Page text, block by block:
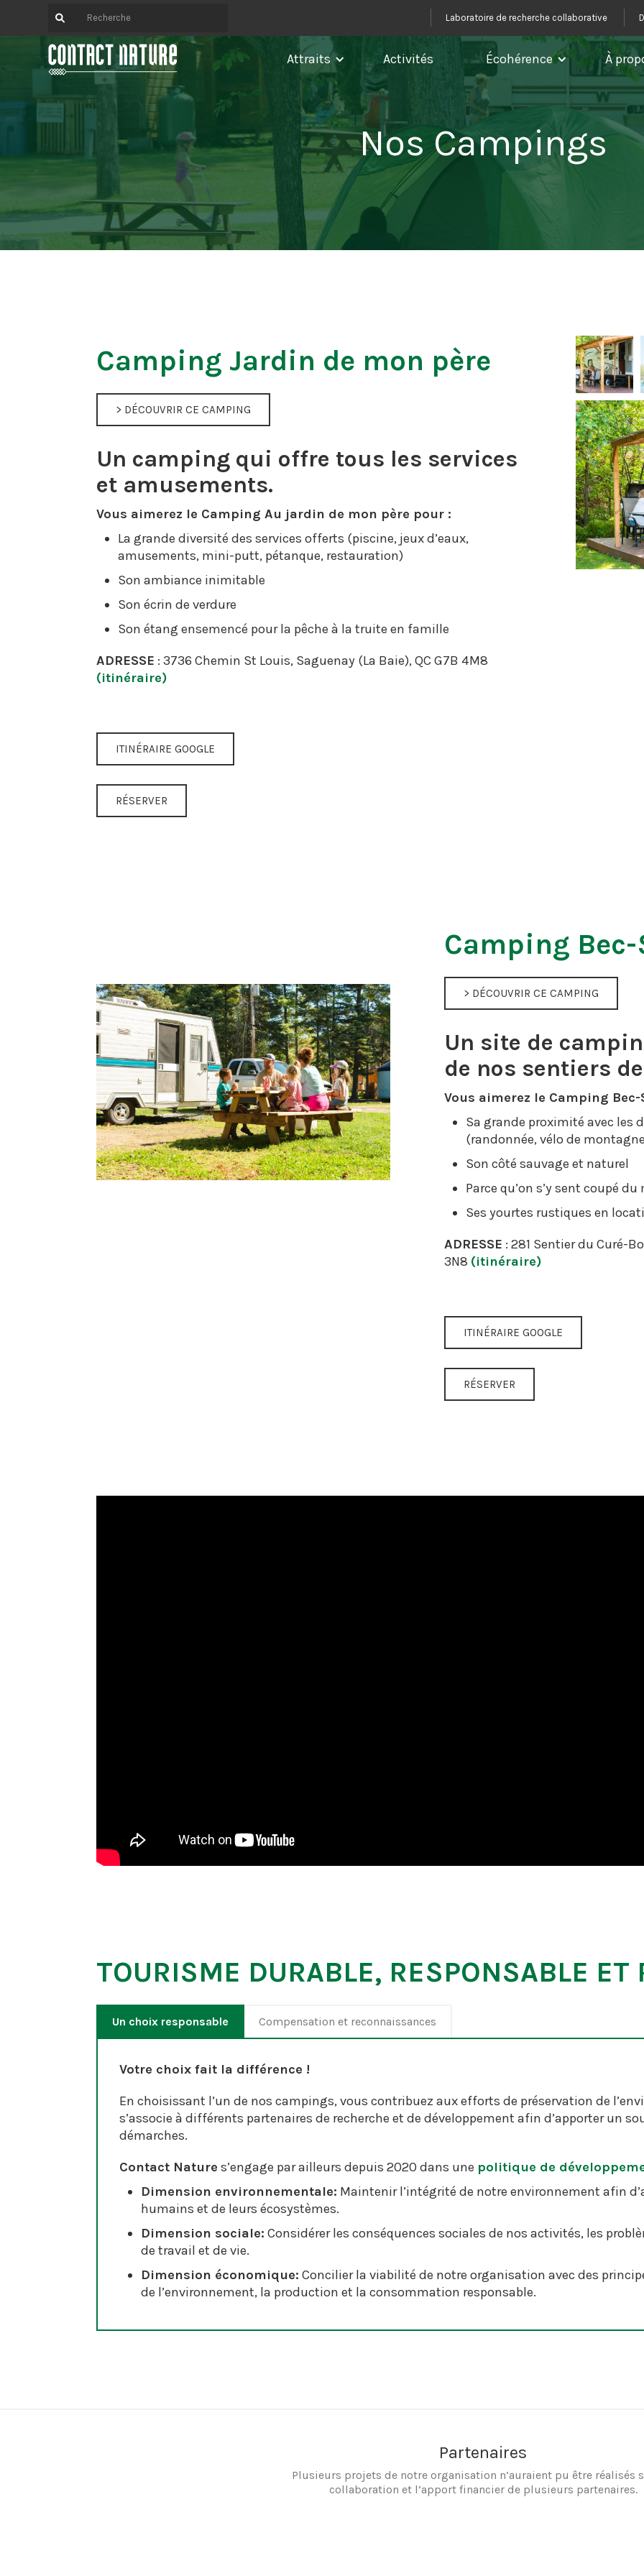
Laboratoire de recherche collaborative
Attraits Activités Écohérence À
Nos Campings
Camping Jardin de mon père
> DÉCOUVRIR CE CAMPING
Un camping qui offre tous les services
et amusements.
Vous aimerez le Camping Au jardin de mon père pour :
La grande diversité des services offerts (piscine, jeux d’eaux,
amusements, mini-putt, pétanque, restauration)
Son ambiance inimitable
Son écrin de verdure
Son étang ensemencé pour la pêche à la truite en famille
ADRESSE : 3736 Chemin St Louis, Saguenay (La Baie), QC G7B 4M8
(itinéraire)
ITINÉRAIRE GOOGLE
RÉSERVER
Camping
> DÉCOUVRIR CE CAMPING
Un site de
de nos sentiers
Vous aimerez le Camping
Sa grande proximité avec les
(randonnée, vélo de
Son côté sauvage et naturel
Parce qu’on s’y sent coupé
Ses yourtes rustiques en
ADRESSE : 281 Sentier du Curé-
3N8 (itinéraire)
ITINÉRAIRE GOOGLE
RÉSERVER
TOURISME DURABLE, RESPONSABLE ET
Un choix responsable Compensation et reconnaissances
Votre choix fait la différence !
En choisissant l’un de nos campings, vous contribuez aux efforts de préservation de
s’associe à différents partenaires de recherche et de développement afin d’apporter un
démarches.
Contact Nature s’engage par ailleurs depuis 2020 dans une politique de
Dimension environnementale: Maintenir l’intégrité de notre environnement afin
humains et de leurs écosystèmes.
Dimension sociale: Considérer les conséquences sociales de nos activités, les
de travail et de vie.
Dimension économique: Concilier la viabilité de notre organisation avec des
de l’environnement, la production et la consommation responsable.
Partenaires
Plusieurs projets de notre organisation n’auraient pu être réalisés
collaboration et l’apport financier de plusieurs partenaires.